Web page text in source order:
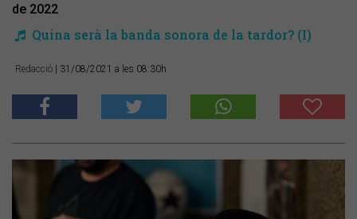
de 2022
Quina serà la banda sonora de la tardor? (I)
Redacció | 31/08/2021 a les 08:30h